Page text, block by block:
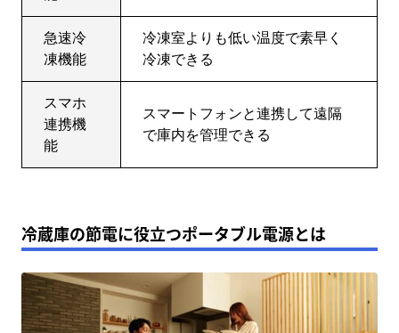
急速冷
凍機能
冷凍室よりも低い温度で素早く
冷凍できる
スマホ
連携機
能
スマートフォンと連携して遠隔
で庫内を管理できる
冷蔵庫の節電に役立つポータブル電源とは